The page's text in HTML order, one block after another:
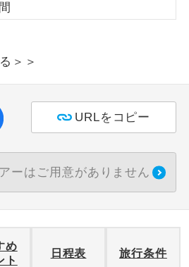
＞＞
URLをコピー
ーはご用意がありません
め
ト
日程表 旅行条件
とり様でバス席を2席利⽤できま